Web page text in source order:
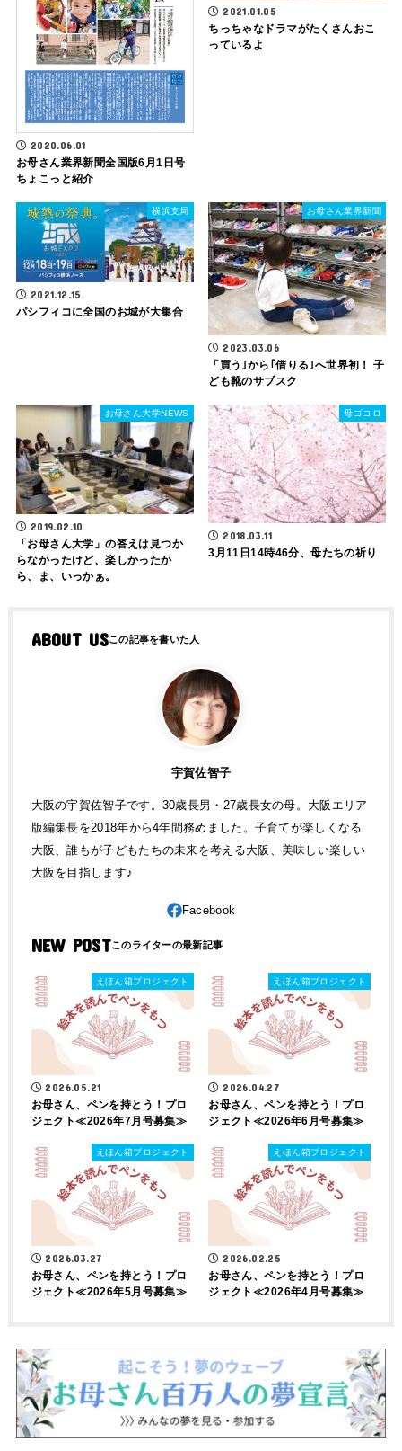
2020.06.01
お母さん業界新聞全国版6月1日号
ちょこっと紹介
2021.01.05
ちっちゃなドラマがたくさんおこ
っているよ
横浜支局
2021.12.15
パシフィコに全国のお城が大集合
お母さん業界新聞
2023.03.06
「買う｣から｢借りる｣へ世界初！ 子
ども靴のサブスク
お母さん大学NEWS
2019.02.10
「お母さん大学」の答えは見つか
らなかったけど、楽しかったか
ら、ま、いっかぁ。
母ゴコロ
2018.03.11
3月11日14時46分、母たちの祈り
ABOUT US
宇賀佐智子
大阪の宇賀佐智子です。30歳長男・27歳長女の母。大阪エリア
版編集長を2018年から4年間務めました。子育てが楽しくなる
大阪、誰もが子どもたちの未来を考える大阪、美味しい楽しい
大阪を目指します♪
NEW POST
えほん箱プロジェクト
2026.05.21
お母さん、ペンを持とう！プロ
ジェクト≪2026年7月号募集≫
えほん箱プロジェクト
2026.04.27
お母さん、ペンを持とう！プロ
ジェクト≪2026年6月号募集≫
えほん箱プロジェクト
2026.03.27
お母さん、ペンを持とう！プロ
ジェクト≪2026年5月号募集≫
えほん箱プロジェクト
2026.02.25
お母さん、ペンを持とう！プロ
ジェクト≪2026年4月号募集≫